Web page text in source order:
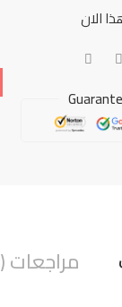
الان
مراجعات (0)